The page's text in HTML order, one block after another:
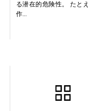
る潜在的危険性。 たと
作...